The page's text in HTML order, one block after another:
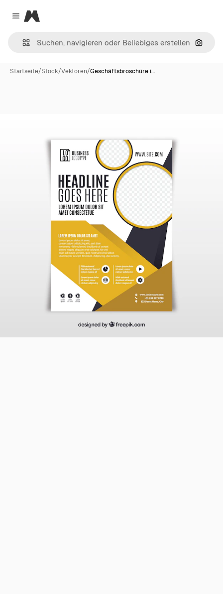
Close menu
Magnific
Nach
Startseite/Stock/Vektoren/Geschäftsbroschüre i…